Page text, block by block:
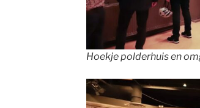
Hoekje polderhuis en